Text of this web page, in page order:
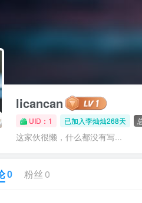
licancan
UID：1 已加入李灿灿268天
这家伙很懒，什么都没有写...
0 粉丝 0